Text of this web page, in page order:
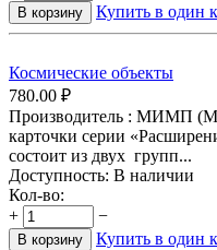
В корзину Купить в один
Космические объекты
780.00 ₽
Производитель : МИМП
карточки серии
состоит из двух групп...
Доступность: В наличии
Кол-во:
+
−
В корзину Купить в один